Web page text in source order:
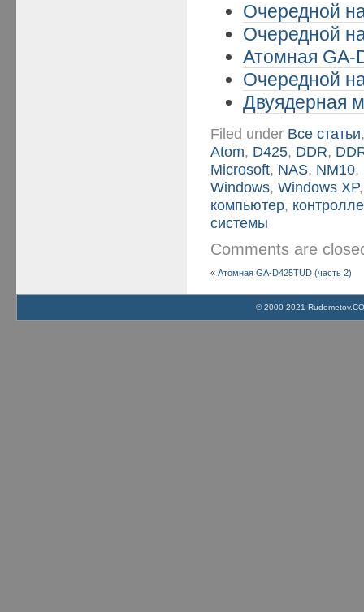
Очередной
Очередной
Атомная GA-
Очередной
Двуядерная
Filed under Все статьи
Atom, D425, DDR,
Microsoft, NAS, NM10,
Windows,Windows XP
компьютер,
системы
Comments are
«Атомная GA-D425TUD (часть 2)
© 2000-2021